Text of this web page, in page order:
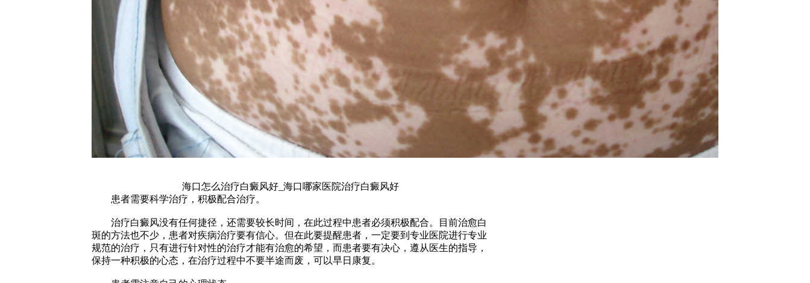
海口怎么治疗白癜风好_海口哪家医院治疗白癜风好
患者需要科学治疗，积极配合治疗。
治疗白癜风没有任何捷径，还需要较长时间，在此过程中患者必须积极配合。目前治愈白
斑的方法也不少，患者对疾病治疗要有信心。但在此要提醒患者，一定要到专业医院进行专业
规范的治疗，只有进行针对性的治疗才能有治愈的希望，而患者要有决心，遵从医生的指导，
保持一种积极的心态，在治疗过程中不要半途而废，可以早日康复。 ​​​​​​